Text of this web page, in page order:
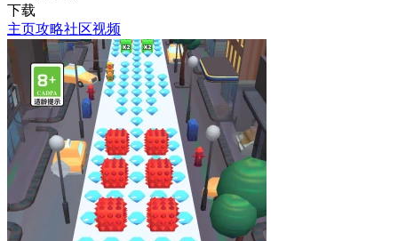
下载
主页攻略社区视频